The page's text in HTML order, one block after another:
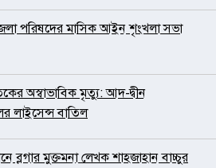
পরিষদের মাসিক আইন শৃংখলা সভা
অস্বাভাবিক মৃত্যু: আদ-দ্বীন
লাইসেন্স বাতিল
ব্লগার মুক্তমনা লেখক শাহজাহান বাচ্চুর